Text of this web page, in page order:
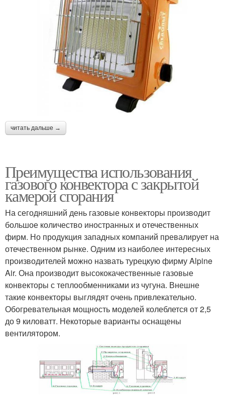
читать дальше →
Преимущества использования
газового конвектора с закрытой
камерой сгорания
На сегодняшний день газовые конвекторы производит
большое количество иностранных и отечественных
фирм. Но продукция западных компаний превалирует на
отечественном рынке. Одним из наиболее интересных
производителей можно назвать турецкую фирму Alpine
Air. Она производит высококачественные газовые
конвекторы с теплообменниками из чугуна. Внешне
такие конвекторы выглядят очень привлекательно.
Обогревательная мощность моделей колеблется от 2,5
до 9 киловатт. Некоторые варианты оснащены
вентилятором.